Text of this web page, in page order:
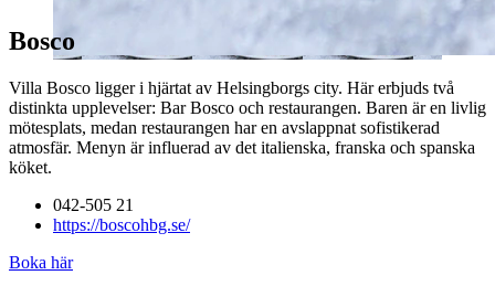
Bosco
Villa Bosco ligger i hjärtat av Helsingborgs city. Här erbjuds två
distinkta upplevelser: Bar Bosco och restaurangen. Baren är en livlig
mötesplats, medan restaurangen har en avslappnat sofistikerad
atmosfär. Menyn är influerad av det italienska, franska och spanska
köket.
042-505 21
https://boscohbg.se/
Boka här